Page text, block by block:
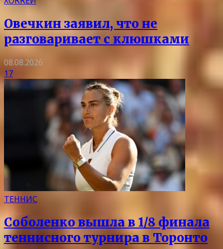
Овечкин заявил, что не
разговаривает с клюшками
08.08.2026
17
ТЕННИС
Соболенко вышла в 1/8 финала
теннисного турнира в Торонто